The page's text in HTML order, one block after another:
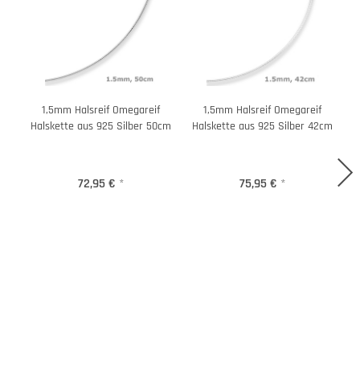
1,5mm Halsreif Omegareif
Halskette aus 925 Silber 50cm
72,95 € *
1,5mm Halsreif Omegareif
Halskette aus 925 Silber 42cm
75,95 € *